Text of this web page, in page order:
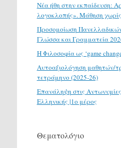
Νέα ήθη στην εκπαίδευση:
λογοκλοπής». Μάθηση
Προσομοίωση
Γλώσσα και Γραμματεία
H Φιλοσοφία ως ‘game
Αυτοαξιολόγηση μαθητών/
τετράμηνο (2025-26)
Επανάληψη στις
Ελληνικής |1ο μέρος
Θεματολόγιο